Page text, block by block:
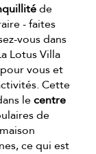
de
- faites
vous dans
Lotus Villa
vous et
Cette
lecentre
de
ce qui est